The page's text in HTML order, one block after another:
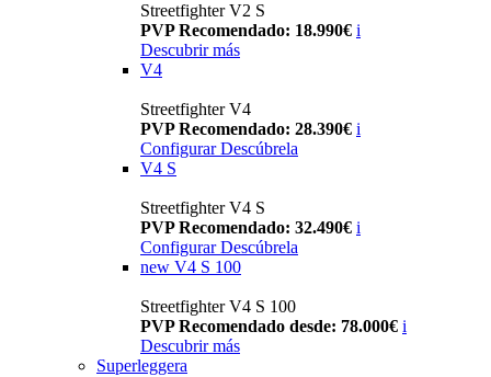
Streetfighter V2 S
PVP Recomendado: 18.990€ i
Descubrir más
V4
Streetfighter V4
PVP Recomendado: 28.390€ i
Configurar Descúbrela
V4 S
Streetfighter V4 S
PVP Recomendado: 32.490€ i
Configurar Descúbrela
new V4 S 100
Streetfighter V4 S 100
PVP Recomendado desde: 78.000€ i
Descubrir más
Superleggera